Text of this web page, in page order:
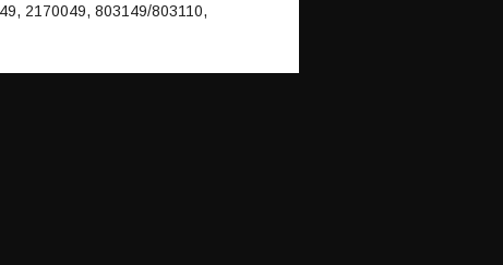
2170049, 803149/803110,